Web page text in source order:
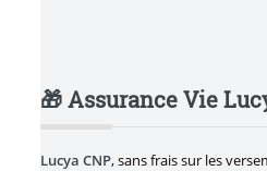
🎁 Assurance Vie
Lucya CNP, sans frais sur les